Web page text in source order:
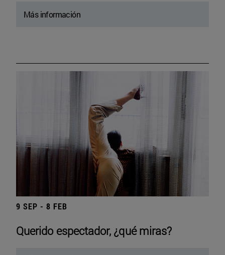
Más información
9 SEP - 8 FEB
Querido espectador, ¿qué miras?